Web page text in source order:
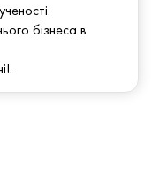
бізнеса в